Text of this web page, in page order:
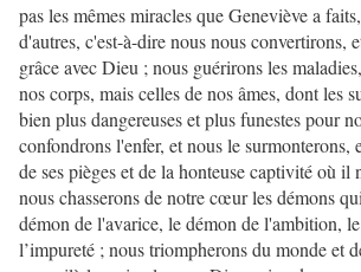
pas les mêmes miracles que Geneviève a
d'autres, c'est-à-dire nous nous convertirons,
grâce avec Dieu ; nous guérirons les
nos corps, mais celles de nos âmes, dont les
bien plus dangereuses et plus funestes pour
confondrons l'enfer, et nous le surmonterons,
de ses pièges et de la honteuse captivité où il
nous chasserons de notre cœur les démons
démon de l'avarice, le démon de l'ambition,
l’impureté ; nous triompherons du monde et